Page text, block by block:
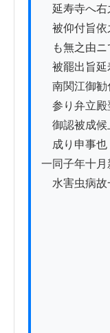
延寿寺へ右
被仰付旨依
も無之由ニ
被罷出旨延
南関江御勧
参り弁立殿
御認被成候
成り申事也
一同子年十
水害虫病故